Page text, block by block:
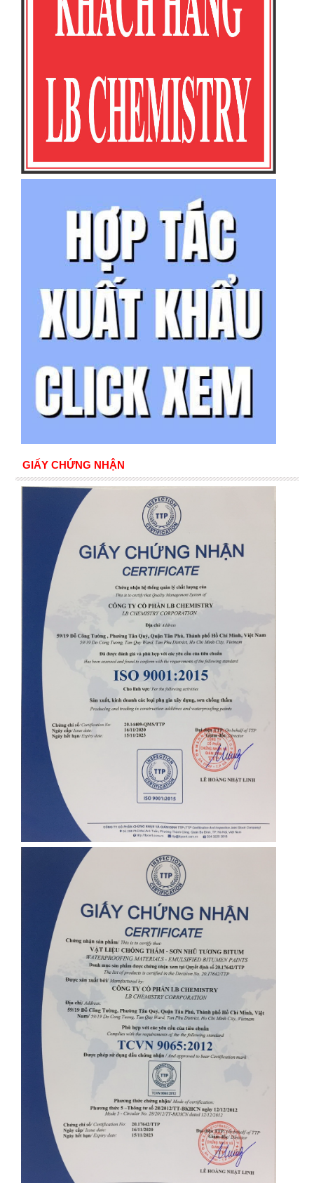
GIẤY CHỨNG NHẬN